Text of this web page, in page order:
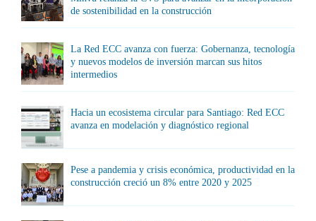
de sostenibilidad en la construcción
La Red ECC avanza con fuerza: Gobernanza, tecnología
y nuevos modelos de inversión marcan sus hitos
intermedios
Hacia un ecosistema circular para Santiago: Red ECC
avanza en modelación y diagnóstico regional
Pese a pandemia y crisis económica, productividad en la
construcción creció un 8% entre 2020 y 2025